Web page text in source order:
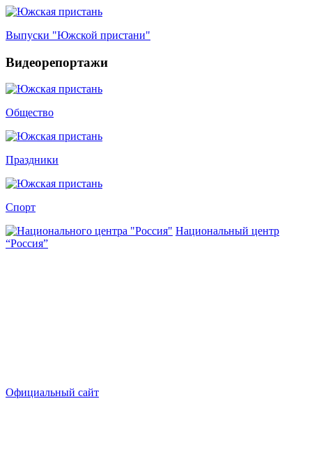
Выпуски "Южской пристани"
Видеорепортажи
Общество
Праздники
Спорт
Национальный центр
“Россия”
Официальный сайт